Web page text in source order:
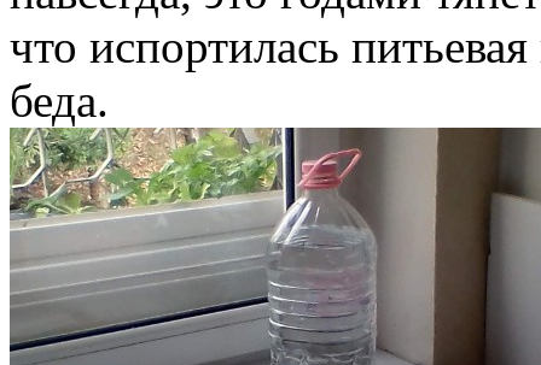
что испортилась
беда.